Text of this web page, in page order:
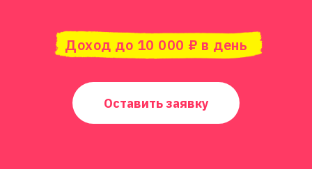
Доход до 10 000 ₽ в день
Оставить заявку